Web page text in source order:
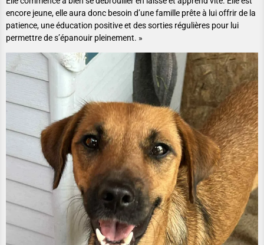
encore jeune, elle aura donc besoin d’une famille prête à lui offrir de la
patience, une éducation positive et des sorties régulières pour lui
permettre de s’épanouir pleinement. »